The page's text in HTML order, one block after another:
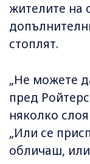
жителите на
стоплят.
„Не можете
пред
няколко
„Или се
обличаш,